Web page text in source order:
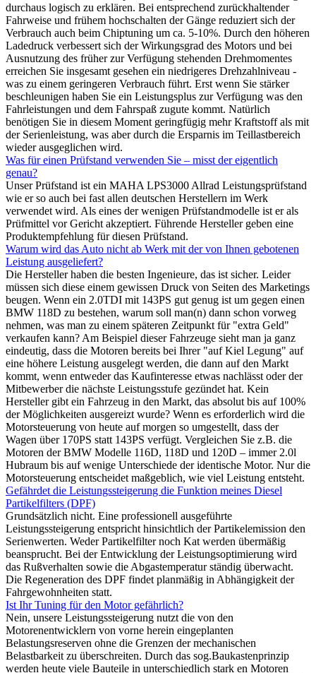
durchaus logisch zu erklären. Bei entsprechend zurückhaltender
Fahrweise und frühem hochschalten der Gänge reduziert sich der
Verbrauch auch beim Chiptuning um ca. 5-10%. Durch den höheren
Ladedruck verbessert sich der Wirkungsgrad des Motors und bei
Ausnutzung des früher zur Verfügung stehenden Drehmomentes
erreichen Sie insgesamt gesehen ein niedrigeres Drehzahlniveau -
was zu einem geringeren Verbrauch führt. Erst wenn Sie stärker
beschleunigen haben Sie ein Leistungsplus zur Verfügung was den
Fahrleistungen und dem Fahrspaß zugute kommt. Natürlich
benötigen Sie in diesem Moment geringfügig mehr Kraftstoff als mit
der Serienleistung, was aber durch die Ersparnis im Teillastbereich
wieder ausgeglichen wird.
Was für einen Prüfstand verwenden Sie – misst der eigentlich
genau?
Unser Prüfstand ist ein MAHA LPS3000 Allrad Leistungsprüfstand
wie er so auch bei fast allen deutschen Herstellern im Werk
verwendet wird. Als eines der wenigen Prüfstandmodelle ist er als
Prüfmittel vor Gericht akzeptiert. Führende Hersteller geben eine
Produktempfehlung für diesen Prüfstand.
Warum wird das Auto nicht ab Werk mit der von Ihnen gebotenen
Leistung ausgeliefert?
Die Hersteller haben die besten Ingenieure, das ist sicher. Leider
müssen sich diese einem gewissen Druck von Seiten des Marketings
beugen. Wenn ein 2.0TDI mit 143PS gut genug ist um gegen einen
BMW 118D zu bestehen, warum soll man(n) dann schon vorweg
nehmen, was man zu einem späteren Zeitpunkt für "extra Geld"
verkaufen kann? Am Beispiel dieser Fahrzeuge sieht man ja ganz
eindeutig, dass die Motoren bereits bei Ihrer "auf Kiel Legung" auf
eine höhere Leistung ausgelegt werden, die dann auf den Markt
kommt, wenn entweder das Kaufinteresse etwas nachlässt oder der
Mitbewerber die nächste Leistungsstufe gezündet hat. Kein
Hersteller gibt ein Fahrzeug in den Markt, das absolut bis auf 100%
der Möglichkeiten ausgereizt wurde? Wenn es erforderlich wird die
Motorsteuerung von heute auf morgen so umgestellt, dass der
Wagen über 170PS statt 143PS verfügt. Vergleichen Sie z.B. die
Motoren der BMW Modelle 116D, 118D und 120D – immer 2.0l
Hubraum bis auf wenige Unterschiede der identische Motor. Nur die
Motorsteuerung entscheidet maßgeblich, wie viel Leistung entsteht.
Gefährdet die Leistungssteigerung die Funktion meines Diesel
Partikelfilters (DPF)
Grundsätzlich nicht. Eine professionell ausgeführte
Leistungssteigerung entspricht hinsichtlich der Partikelemission den
Serienwerten. Weder Partikelfilter noch Kat werden übermäßig
beansprucht. Bei der Entwicklung der Leistungsoptimierung wird
das Rußverhalten sowie die Abgastemperatur ständig überwacht.
Die Regeneration des DPF findet planmäßig in Abhängigkeit der
Fahrgewohnheiten statt.
Ist Ihr Tuning für den Motor gefährlich?
Nein, unsere Leistungssteigerung nutzt die von den
Motorenentwicklern von vorne herein eingeplanten
Belastungsreserven ohne die Grenzen der mechanischen
Belastbarkeit zu überschreiten. Durch das sog.Baukastenprinzip
werden heute viele Bauteile in unterschiedlich stark en Motoren